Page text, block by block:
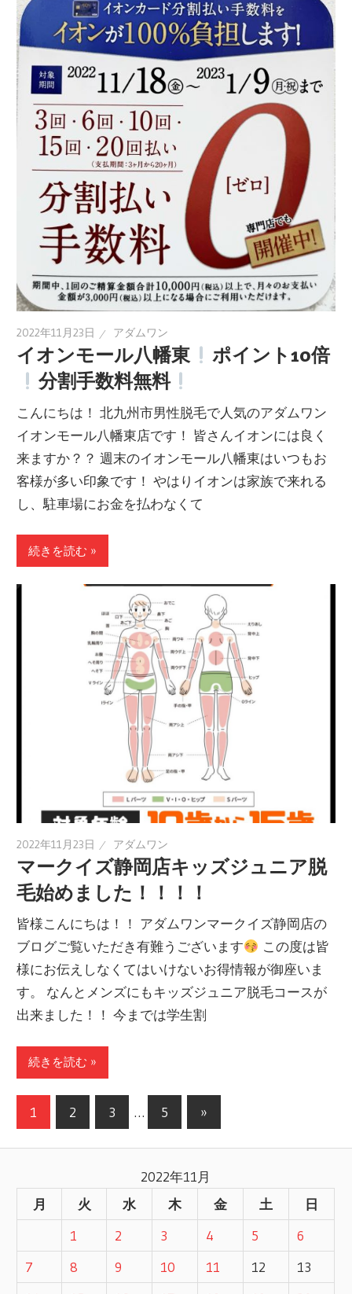
2022年11月23日 アダムワン
イオンモール八幡東
ポイント10倍
分割手数料無料
こんにちは！ 北九州市男性脱毛で人気のアダムワン
イオンモール八幡東店です！ 皆さんイオンには良く
来ますか？？ 週末のイオンモール八幡東はいつもお
客様が多い印象です！ やはりイオンは家族で来れる
し、駐車場にお金を払わなくて
続きを読む »
2022年11月23日 アダムワン
マークイズ静岡店キッズジュニア脱
毛始めました！！！！
皆様こんにちは！！ アダムワンマークイズ静岡店の
ブログご覧いただき有難うございます
この度は皆
様にお伝えしなくてはいけないお得情報が御座いま
す。 なんとメンズにもキッズジュニア脱毛コースが
出来ました！！ 今までは学生割
続きを読む »
投
ナ
ゲ
1 2 3 … 5
次
の
事
»
2022年11月
月
火 水 木 金 土 日
1 2 3 4 5
6
7
8 9 10 11 12
13